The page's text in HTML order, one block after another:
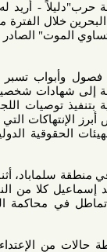
- أريد له أن يكون
ما بين يناير
الصادر في أكتوبر
تسبر المعوقات
شخصية، وجدول
اللجنة الدولية
التي تعرض لها
الدولية المعنية
الحي في منطقة سلماباد، أثناء تصويره
من الناشر كريم
المسؤولين
الإعتداء الجسدي